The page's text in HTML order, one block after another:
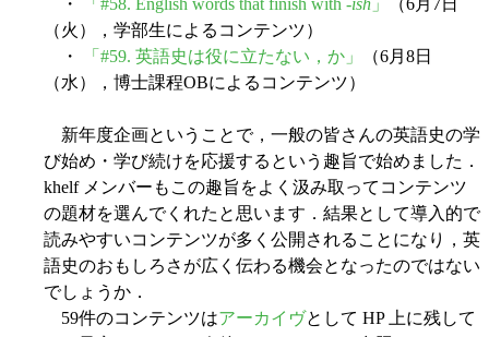
・
「#58. English words that finish with -ish 」
（6月7日
（火），学部生によるコンテンツ）
・
「#59. 英語史は役に立たない，か」
（6月8日
（水），博士課程OBによるコンテンツ）
新年度企画ということで，一般の皆さんの英語史の学
び始め・学び続けを応援するという趣旨で始めました．
khelf メンバーもこの趣旨をよく汲み取ってコンテンツ
の題材を選んでくれたと思います．結果として導入的で
読みやすいコンテンツが多く公開されることになり，英
語史のおもしろさが広く伝わる機会となったのではない
でしょうか．
59件のコンテンツはアーカイヴとして HP 上に残して